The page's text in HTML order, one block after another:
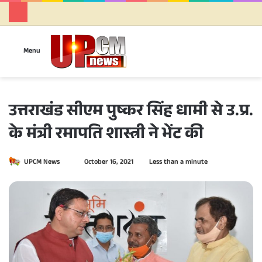
Menu
उत्तराखंड सीएम पुष्कर सिंह धामी से उ.प्र.
के मंत्री रमापति शास्त्री ने भेंट की
UPCM News
email
October 16, 2021 Less than a minute